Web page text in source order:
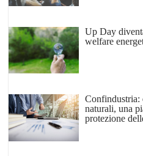
Up Day
welfare
Confindustria:
naturali, una
protezione